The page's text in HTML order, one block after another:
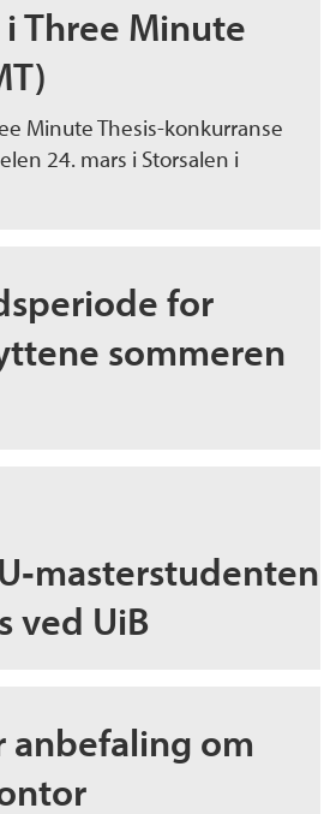
Three Minute
Minute Thesis-konkurranse
24. mars i Storsalen i
for
sommeren
ved UiB
anbefaling om